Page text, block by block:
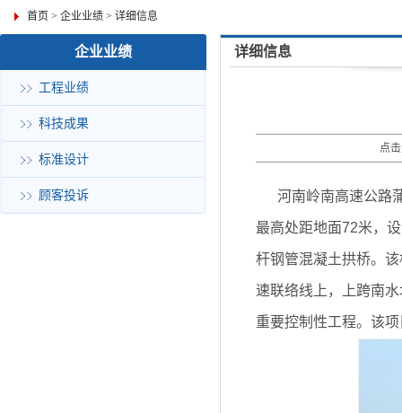
首页 > 企业业绩 > 详细信息
企业业绩
工程业绩
科技成果
标准设计
顾客投诉
详细信息
点
河南岭南高速公路蒲
最高处距地面72米，
杆钢管混凝土拱桥。
速联络线上，上跨南
重要控制性工程。该